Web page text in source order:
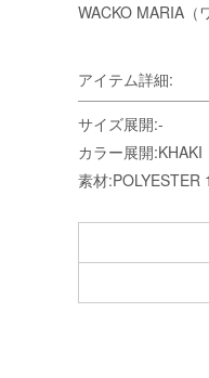
WACKO MARIA（
アイテム詳細:
サイズ展開:-
カラー展開:KHAKI
素材:POLYESTER